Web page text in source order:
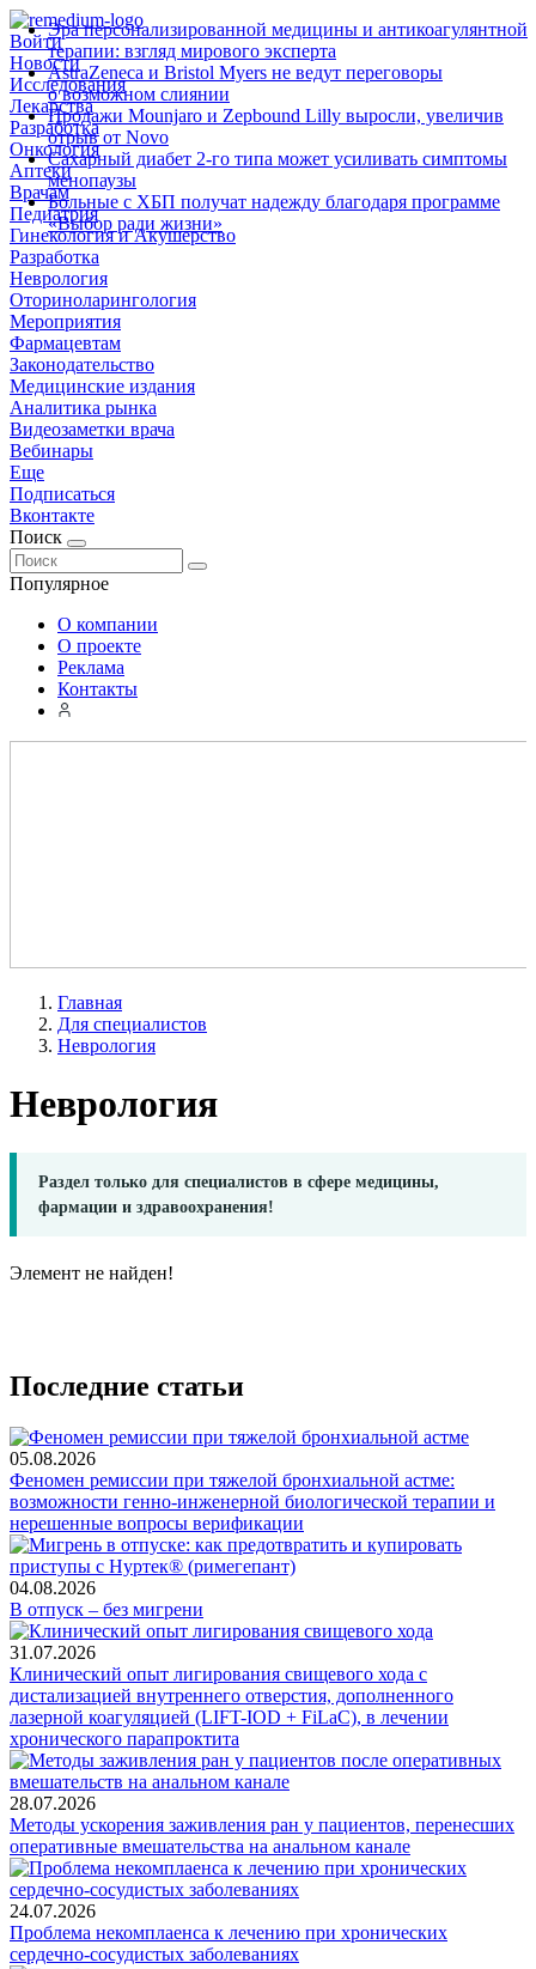
Войти
Новости
Исследования
Лекарства
Разработка
Онкология
Аптеки
Врачам
Педиатрия
Гинекология и Акушерство
Разработка
Неврология
Оториноларингология
Мероприятия
Фармацевтам
Законодательство
Медицинские издания
Аналитика рынка
Видеозаметки врача
Вебинары
Еще
Подписаться
Вконтакте
Поиск
Популярное
Эра персонализированной медицины и антикоагулянтной
терапии: взгляд мирового эксперта
AstraZeneca и Bristol Myers не ведут переговоры
о возможном слиянии
Продажи Mounjaro и Zepbound Lilly выросли, увеличив
отрыв от Novo
Сахарный диабет 2‑го типа может усиливать симптомы
менопаузы
Больные с ХБП получат надежду благодаря программе
«Выбор ради жизни»
О компании
О проекте
Реклама
Контакты
Главная
Для специалистов
Неврология
Неврология
Раздел только для специалистов в сфере медицины,
фармации и здравоохранения!
Элемент не найден!
Последние статьи
05.08.2026
Феномен ремиссии при тяжелой бронхиальной астме:
возможности генно-инженерной биологической терапии и
нерешенные вопросы верификации
04.08.2026
В отпуск – без мигрени
31.07.2026
Клинический опыт лигирования свищевого хода с
дистализацией внутреннего отверстия, дополненного
лазерной коагуляцией (LIFT-IOD + FiLaC), в лечении
хронического парапроктита
28.07.2026
Методы ускорения заживления ран у пациентов, перенесших
оперативные вмешательства на анальном канале
24.07.2026
Проблема некомплаенса к лечению при хронических
сердечно-сосудистых заболеваниях